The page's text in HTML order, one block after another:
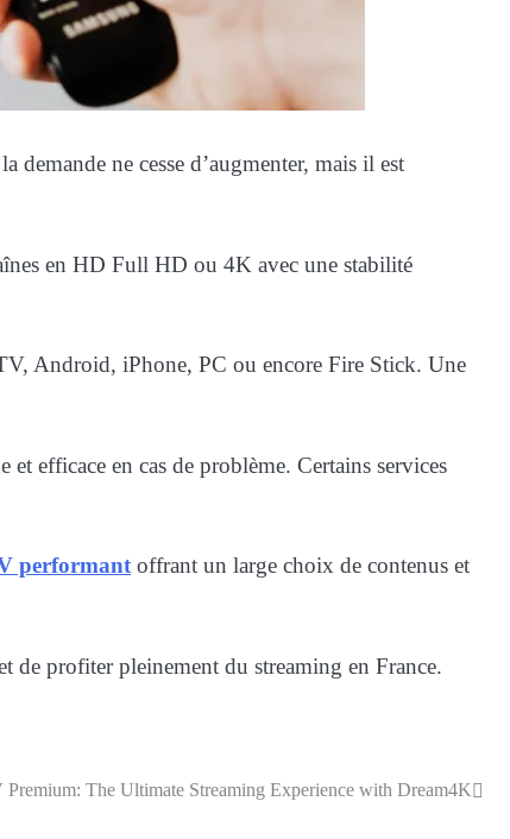
ne cesse d’augmenter, mais il est
en HD Full HD ou 4K avec une stabilité
Android, iPhone, PC ou encore Fire Stick. Une
efficace en cas de problème. Certains services
performant offrant un large choix de contenus et
de profiter pleinement du streaming en France.
Premium: The Ultimate Streaming Experience with Dream4K